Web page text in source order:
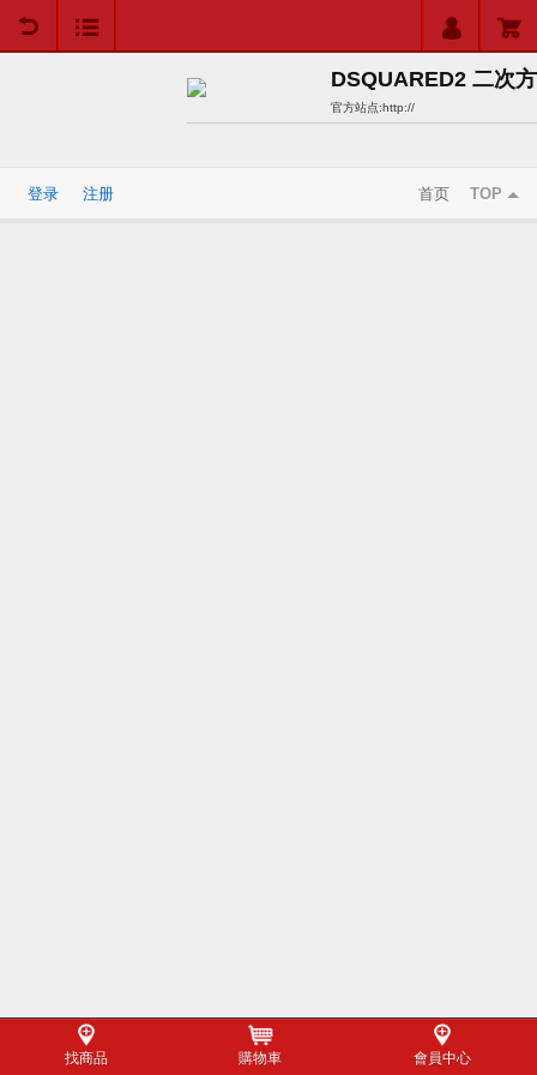
DSQUARED2 二次方
官方站点:http://
登录 注册 首页 TOP
找商品 購物車 會員中心